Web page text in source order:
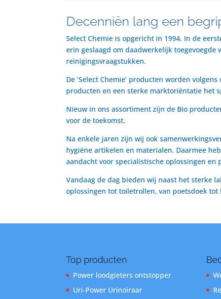
Decenniën lang een
Select Chemie is opgericht in 1994. In de
erin geslaagd om daadwerkelijk
reinigingsvraagstukken.
De ‘Select Chemie’ producten worden
producten en een sterke marktoriëntatie het
Nieuw in ons assortiment zijn de Bio
voor de toekomst.
Na enkele jaren zijn wij ook
hygiëne artikelen en materialen. Daarmee
aandacht voor specialistische oplossingen en
Vandaag de dag bieden wij naast het sterke
oplossingen tot toiletrollen, van poetsdoek
Top producten
Power loodgieters ontstopper
Uri-Power Urinoiraar